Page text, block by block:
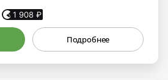
1 908 ₽
Подробнее